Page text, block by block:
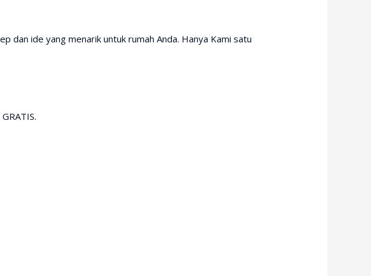
dan ide yang menarik untuk rumah Anda. Hanya Kami satu